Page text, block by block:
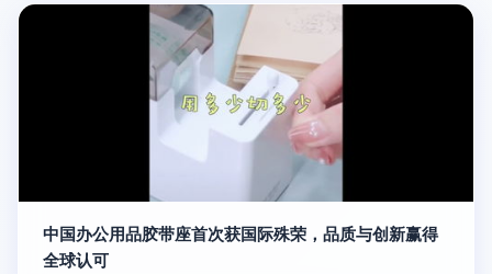
中国办公用品胶带座首次获国际殊荣，品质与创新赢得
全球认可